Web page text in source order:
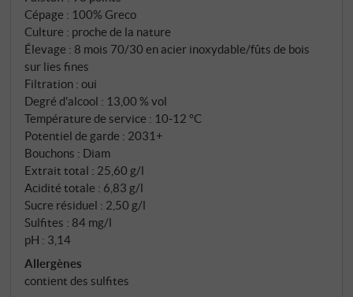
Greco di Tufo avec un énorme potentiel de
vieillissement et qui nous semble venir d'une autre
planète. SUPERIORE.DE
Cépage : 100% Greco
Culture : proche de la nature
Élevage : 8 mois 70/30 en acier inoxydable/fûts de bois
sur lies fines
Filtration : oui
Degré d'alcool : 13,00 % vol
Température de service : 10‑12 °C
Potentiel de garde : 2031+
Bouchons : Diam
Extrait total : 25,60 g/l
Acidité totale : 6,83 g/l
Sucre résiduel : 2,50 g/l
Sulfites : 84 mg/l
pH : 3,14
Allergènes
contient des sulfites